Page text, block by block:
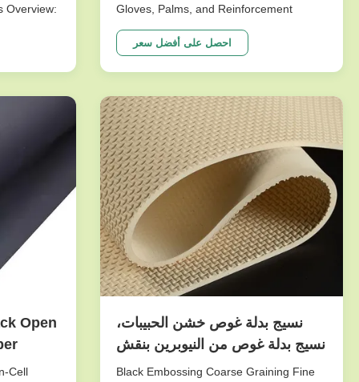
Gloves, Palms, and Reinforcement
composite pairs true CR (chloroprene)
neoprene with a rugged, high‑friction
technical knit to deliver durable grip,
The ...
احصل على أفضل سعر
Overview:
foam
نسيج بدلة غوص خشن الحبيبات،
نسيج بدلة غوص من النيوبرين بنقش
ميكروغروف
Black Embossing Coarse Graining Fine
Cell